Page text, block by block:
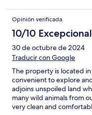
hotel, and again, it was
alligators, and other
that was a
was a buffet, and we had
explore a beautiful area
other parts of the
Opinión verificada
10/10 Excepcional
30 de octubre de 2024
Traducir con Google
The property is located
convenient to explore
adjoins unspoiled land
many wild animals from
very clean and